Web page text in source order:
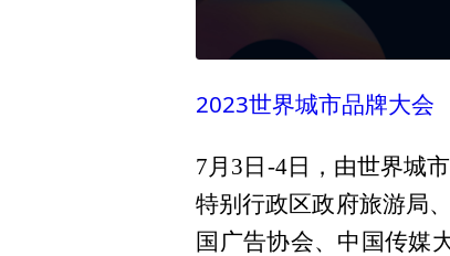
2023世界城市品牌大会
7月3日-4日，由世界城
特别行政区政府旅游局
国广告协会、中国传媒